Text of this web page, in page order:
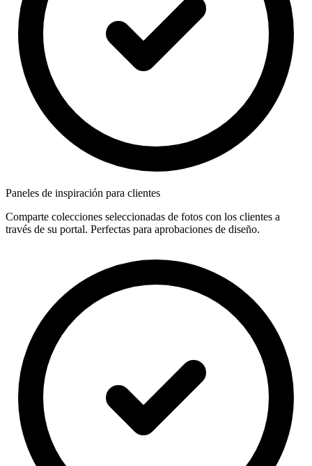
Paneles de inspiración para clientes
Comparte colecciones seleccionadas de fotos con los clientes a
través de su portal. Perfectas para aprobaciones de diseño.